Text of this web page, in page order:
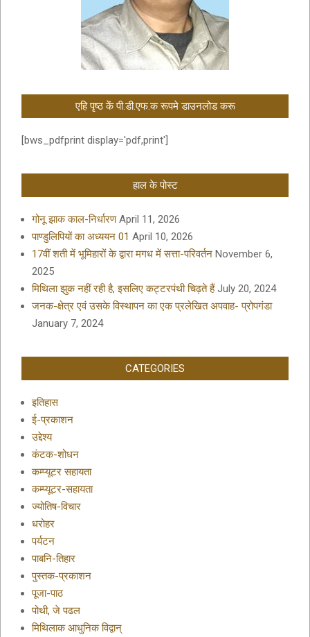
एहि पृष्ठ कें पी.डी.एफ.क रूपमे डाउनलोड करू
[bws_pdfprint display='pdf,print']
हाल के पोस्ट
गोनू झाक काल-निर्धारण April 11, 2026
पाण्डुलिपियों का अध्ययन 01 April 10, 2026
17वीं शती में भूमिहारों के द्वारा मगध में सत्ता-परिवर्तन November 6,
2025
मिथिला झुक नहीं रही है, इसलिए कट्टरपंथी चिढ़ते हैं July 20, 2024
जनक-क्षेत्र एवं उसके विस्थापन का एक प्रलेखित अपवाह- प्रोपगंडा
January 7, 2024
CATEGORIES
इतिहास
ई-प्रकाशन
उद्देश्य
कंटक-शोधन
कम्प्यूटर सहायता
कम्प्यूटर-सहायता
ज्योतिष-विचार
धरोहर
पर्यटन
पाबनि-तिहार
पुस्तक-प्रकाशन
पूजा-पाठ
पोथी, जे पढल
मिथिलाक आधुनिक विद्वान्